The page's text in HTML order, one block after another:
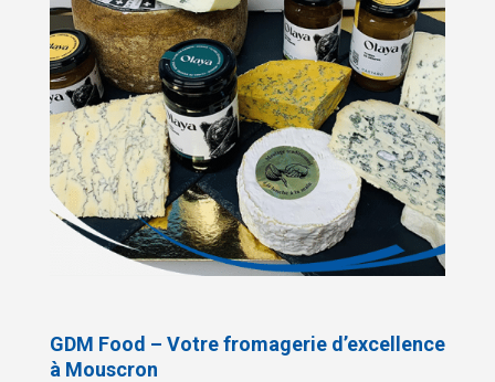
GDM Food – Votre fromagerie d’excellence
à Mouscron